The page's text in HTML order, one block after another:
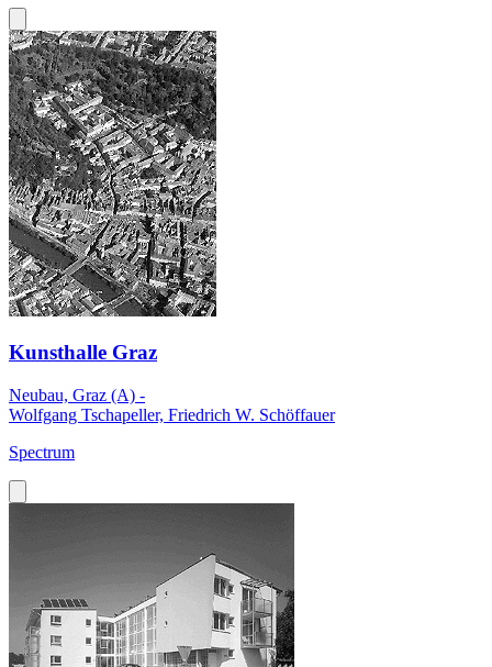
Kunsthalle Graz
Neubau, Graz (A) -
Wolfgang Tschapeller, Friedrich W. Schöffauer
Spectrum